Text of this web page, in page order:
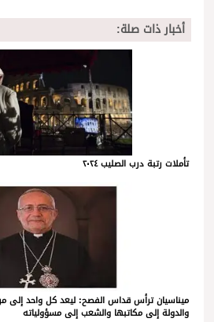
أخبار ذات صلة:
تأملات رتبة درب الصليب ٢٠٢٤
ميناسيان ترأس قداس الفصح: ليعد كل واحد إلى
والدولة إلى مكاتبها والشعب إلى مسؤولياته